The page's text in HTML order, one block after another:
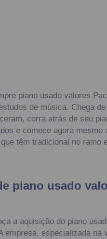
piano usado valores
de música. Chega
corra atrás de seu
e comece agora mesmo
têm tradicional no ramo
piano usado
a aquisição do piano
empresa, especializada na